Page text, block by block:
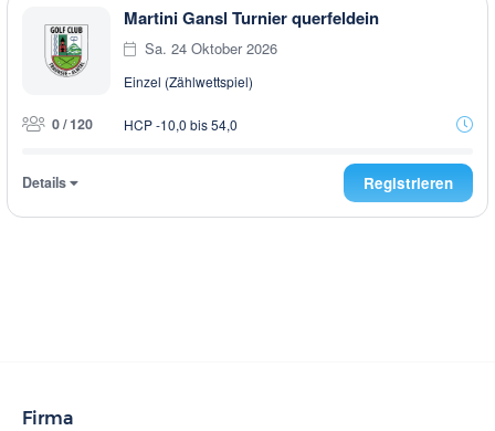
Martini Gansl Turnier querfeldein
Sa. 24 Oktober 2026
Einzel (Zählwettspiel)
0 / 120 HCP -10,0 bis 54,0
Details Registrieren
Firma